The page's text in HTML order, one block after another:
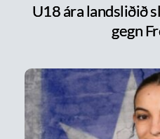
U18 ára landsliðið
gegn